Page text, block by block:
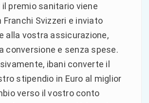
il premio sanitario viene
Svizzeri e inviato
alla vostra assicurazione,
conversione e senza spese.
ibani converte il
stipendio in Euro al miglior
verso il vostro conto